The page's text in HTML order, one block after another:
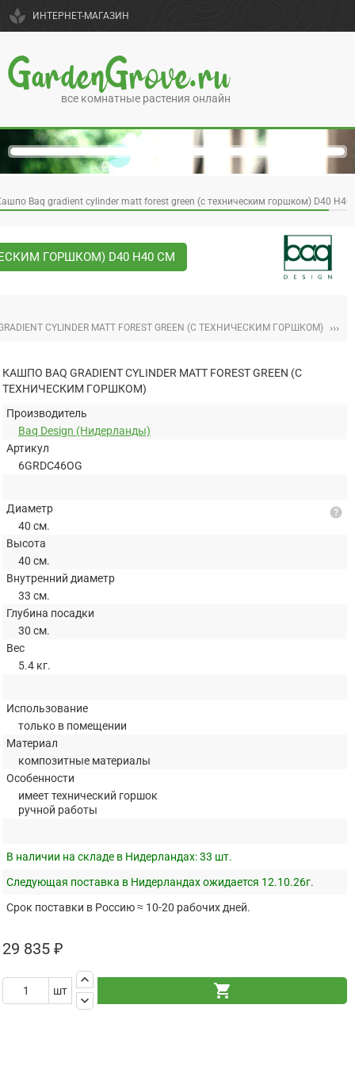
spa ИНТЕРНЕТ-МАГАЗИН
GardenGrove.ru
все комнатные растения онлайн
Baq gradient cylinder matt forest green (с техническим горшком) D40 H40
ГОРШКОМ) D40 H40 СМ
CYLINDER MATT FOREST GREEN (С ТЕХНИЧЕСКИМ ГОРШКОМ) ›››
КАШПО BAQ GRADIENT CYLINDER MATT FOREST GREEN (С
ТЕХНИЧЕСКИМ ГОРШКОМ)
Производитель
Baq Design (Нидерланды)
Артикул
6GRDC46OG
Диаметр
40 см.
Высота
40 см.
Внутренний диаметр
33 см.
Глубина посадки
30 см.
Вес
5.4 кг.
help
Использование
только в помещении
Материал
композитные материалы
Особенности
имеет технический горшок
ручной работы
В наличии на складе в Нидерландах:33 шт.
Следующая поставка в Нидерландах ожидается 12.10.26г.
Срок поставки в Россию ≈ 10-20 рабочих дней.
29 835 ₽
шт
keyboard_arrow_up
keyboard_arrow_down
shopping_cart